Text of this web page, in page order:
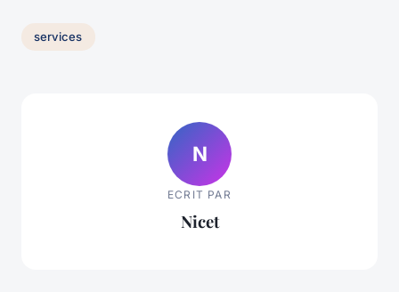
services
N
ECRIT PAR
Nicet